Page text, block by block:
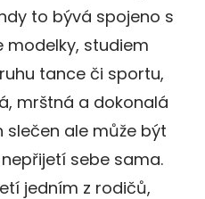
to bývá spojeno s
modelky, studiem
tance či sportu,
mrštná a dokonalá
slečen ale může být
sebe sama.
jedním z rodičů,